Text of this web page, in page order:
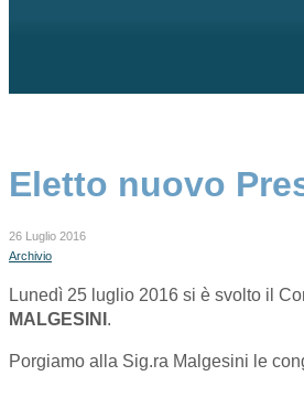
Eletto nuovo
26 Luglio 2016
Archivio
Lunedì 25 luglio 2016 si è svolto il
MALGESINI .
Porgiamo alla Sig.ra Malgesini le